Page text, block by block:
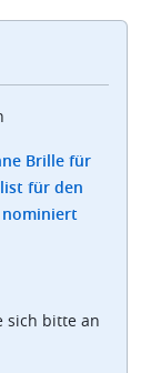
Brille für
für den
nominiert
sich bitte an